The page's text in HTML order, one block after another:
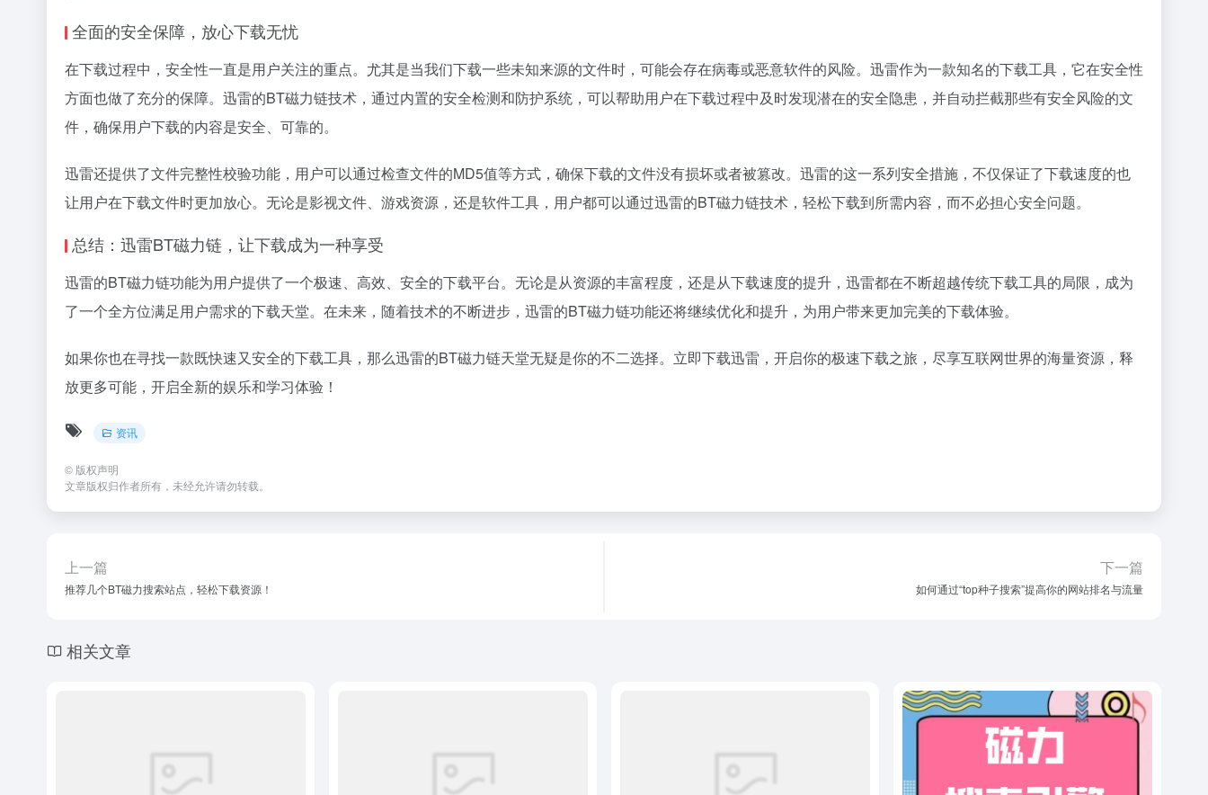
全面的安全保障，放心下载无忧
在下载过程中，安全性一直是用户关注的重点。尤其是当我们下载一些未知来源的文件时，可能会存在病毒或恶意软件的风险。迅雷作为一款知名的下载工具，它在安全性
方面也做了充分的保障。迅雷的BT磁力链技术，通过内置的安全检测和防护系统，可以帮助用户在下载过程中及时发现潜在的安全隐患，并自动拦截那些有安全风险的文
件，确保用户下载的内容是安全、可靠的。
迅雷还提供了文件完整性校验功能，用户可以通过检查文件的MD5值等方式，确保下载的文件没有损坏或者被篡改。迅雷的这一系列安全措施，不仅保证了下载速度的也
让用户在下载文件时更加放心。无论是影视文件、游戏资源，还是软件工具，用户都可以通过迅雷的BT磁力链技术，轻松下载到所需内容，而不必担心安全问题。
总结：迅雷BT磁力链，让下载成为一种享受
迅雷的BT磁力链功能为用户提供了一个极速、高效、安全的下载平台。无论是从资源的丰富程度，还是从下载速度的提升，迅雷都在不断超越传统下载工具的局限，成为
了一个全方位满足用户需求的下载天堂。在未来，随着技术的不断进步，迅雷的BT磁力链功能还将继续优化和提升，为用户带来更加完美的下载体验。
如果你也在寻找一款既快速又安全的下载工具，那么迅雷的BT磁力链天堂无疑是你的不二选择。立即下载迅雷，开启你的极速下载之旅，尽享互联网世界的海量资源，释
放更多可能，开启全新的娱乐和学习体验！
资讯
© 版权声明
文章版权归作者所有，未经允许请勿转载。
上一篇
推荐几个BT磁力搜索站点，轻松下载资源！
下一篇
如何通过“top种子搜索”提高你的网站排名与流量
相关文章